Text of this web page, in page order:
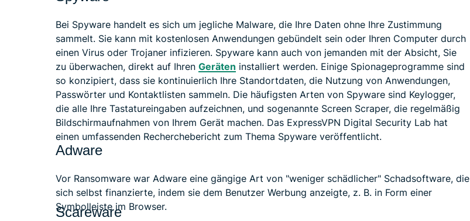
Bei Spyware handelt es sich um jegliche Malware, die Ihre Daten ohne Ihre Zustimmung
sammelt. Sie kann mit kostenlosen Anwendungen gebündelt sein oder Ihren Computer durch
einen Virus oder Trojaner infizieren. Spyware kann auch von jemanden mit der Absicht, Sie
zu überwachen, direkt auf Ihren Geräten installiert werden. Einige Spionageprogramme sind
so konzipiert, dass sie kontinuierlich Ihre Standortdaten, die Nutzung von Anwendungen,
Passwörter und Kontaktlisten sammeln. Die häufigsten Arten von Spyware sind Keylogger,
die alle Ihre Tastatureingaben aufzeichnen, und sogenannte Screen Scraper, die regelmäßig
Bildschirmaufnahmen von Ihrem Gerät machen. Das ExpressVPN Digital Security Lab hat
einen umfassenden Recherchebericht zum Thema Spyware veröffentlicht.
Adware
Vor Ransomware war Adware eine gängige Art von "weniger schädlicher" Schadsoftware, die
sich selbst finanzierte, indem sie dem Benutzer Werbung anzeigte, z. B. in Form einer
Symbolleiste im Browser.
Scareware